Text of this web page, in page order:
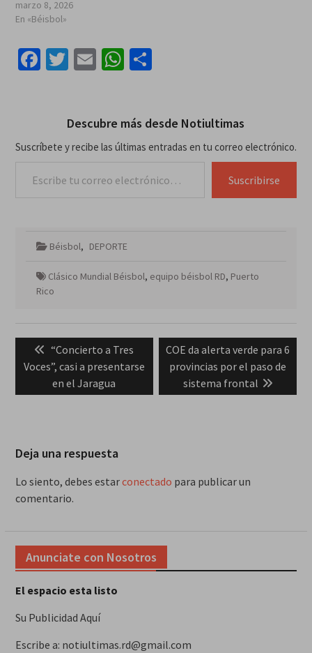
marzo 8, 2026
En «Béisbol»
Facebook
Twitter
EmailWhatsApp
Compartir
Descubre más desde Notiultimas
Suscríbete y recibe las últimas entradas en tu correo electrónico.
Suscribirse
Béisbol, DEPORTE
Clásico Mundial Béisbol, equipo béisbol RD, Puerto
Rico
Navegación
entradas
Previous
post:
“Concierto a Tres
Voces”, casi a presentarse
en el Jaragua
Next
post:
COE da alerta verde para 6
provincias por el paso de
sistema frontal
Deja una respuesta
Lo siento, debes estarconectado para publicar un
comentario.
Anunciate con Nosotros
El espacio esta listo
Su Publicidad Aquí
Escribe a: notiultimas.rd@gmail.com